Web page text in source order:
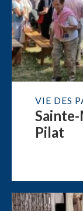
VIE DES
Pilat